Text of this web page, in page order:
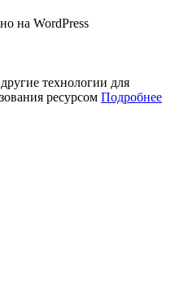
на WordPress
технологии для
ресурсом Подробнее